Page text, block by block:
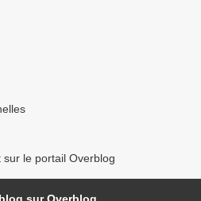
le portail Overblog